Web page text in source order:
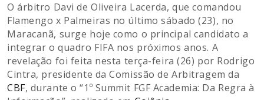
O árbitro Davi de Oliveira Lacerda, que comandou
Flamengo x Palmeiras no último sábado (23), no
Maracanã, surge hoje como o principal candidato a
integrar o quadro FIFA nos próximos anos. A
revelação foi feita nesta terça-feira (26) por Rodrigo
Cintra, presidente da Comissão de Arbitragem da
CBF, durante o “1º Summit FGF Academia: Da Regra à